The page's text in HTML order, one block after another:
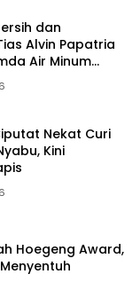
dan
Alvin Papatria
Air Minum
Nekat Curi
Kini
Hoegeng Award,